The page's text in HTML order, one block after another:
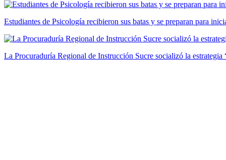
Estudiantes de Psicología recibieron sus batas y se preparan para
La Procuraduría Regional de Instrucción Sucre socializó la estrategia